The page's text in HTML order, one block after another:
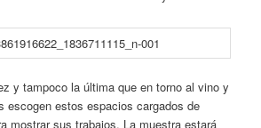
y tampoco la última que en torno al vino y
escogen estos espacios cargados de
mostrar sus trabajos. La muestra estará